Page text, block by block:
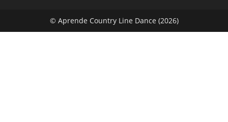
© Aprende Country Line Dance (2026)